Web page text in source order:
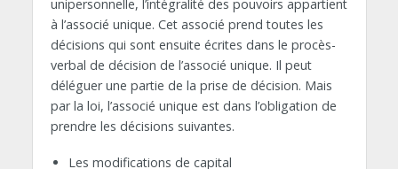
unipersonnelle, l’intégralité des pouvoirs appartient
à l’associé unique. Cet associé prend toutes les
décisions qui sont ensuite écrites dans le procès-
verbal de décision de l’associé unique. Il peut
déléguer une partie de la prise de décision. Mais
par la loi, l’associé unique est dans l’obligation de
prendre les décisions suivantes.
Les modifications de capital